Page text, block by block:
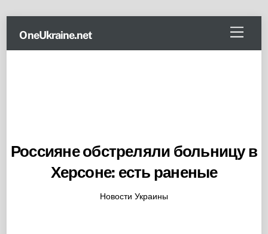
content
Menu
OneUkraine.net
Россияне обстреляли больницу в
Херсоне: есть раненые
Новости Украины